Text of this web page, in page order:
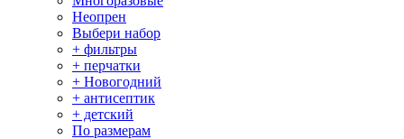
Неопрен
Выбери набор
+ фильтры
+ перчатки
+ Новогодний
+ антисептик
+ детский
По размерам